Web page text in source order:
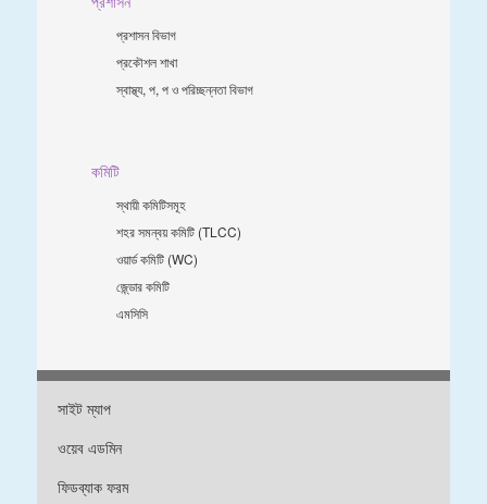
প্রশাসন বিভাগ
প্রকৌশল শাখা
স্বাস্থ্য, প, প ও পরিচ্ছন্নতা ‍বিভাগ
কমিটি
স্থায়ী কমিটিসমূহ
শহর সমন্বয় কমিটি (TLCC)
ওয়ার্ড কমিটি (WC)
জে্ন্ডার কমিটি
এমসিসি
সাইট ম্যাপ
ওয়েব এডমিন
ফিডব্যাক ফরম